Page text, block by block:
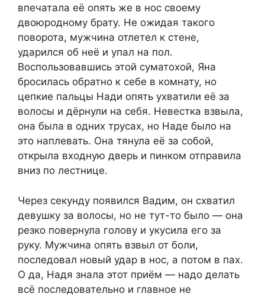
впечатала её опять же в нос своему
двоюродному брату. Не ожидая такого
поворота, мужчина отлетел к стене,
ударился об неё и упал на пол.
Воспользовавшись этой суматохой, Яна
бросилась обратно к себе в комнату, но
цепкие пальцы Нади опять ухватили её за
волосы и дёрнули на себя. Невестка взвыла,
она была в одних трусах, но Наде было на
это наплевать. Она тянула её за собой,
открыла входную дверь и пинком отправила
вниз по лестнице.
Через секунду появился Вадим, он схватил
девушку за волосы, но не тут-то было — она
резко повернула голову и укусила его за
руку. Мужчина опять взвыл от боли,
последовал новый удар в нос, а потом в пах.
О да, Надя знала этот приём — надо делать
всё последовательно и главное не